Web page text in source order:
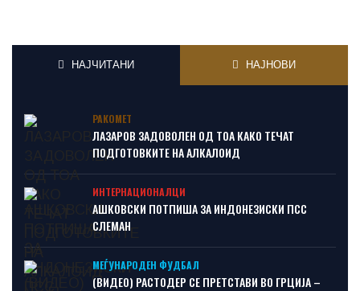
НАЈЧИТАНИ НАЈНОВИ
РАКОМЕТ
ЛАЗАРОВ ЗАДОВОЛЕН ОД ТОА КАКО ТЕЧАТ
ПОДГОТОВКИТЕ НА АЛКАЛОИД
ИНТЕРНАЦИОНАЛЦИ
АШКОВСКИ ПОТПИША ЗА ИНДОНЕЗИСКИ ПСС
СЛЕМАН
МЕЃУНАРОДЕН ФУДБАЛ
(ВИДЕО) РАСТОДЕР СЕ ПРЕТСТАВИ ВО ГРЦИЈА –